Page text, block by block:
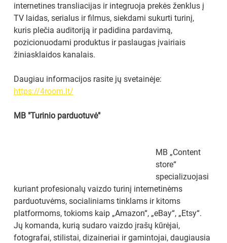
internetines transliacijas ir integruoja prekės ženklus į
TV laidas, serialus ir filmus, siekdami sukurti turinį,
kuris plečia auditoriją ir padidina pardavimą,
pozicionuodami produktus ir paslaugas įvairiais
žiniasklaidos kanalais.
Daugiau informacijos rasite jų svetainėje:
https://4room.lt/
MB "Turinio parduotuvė"
MB „Content
store“
specializuojasi
kuriant profesionalų vaizdo turinį internetinėms
parduotuvėms, socialiniams tinklams ir kitoms
platformoms, tokioms kaip „Amazon“, „eBay“, „Etsy“.
Jų komanda, kurią sudaro vaizdo įrašų kūrėjai,
fotografai, stilistai, dizaineriai ir gamintojai, daugiausia